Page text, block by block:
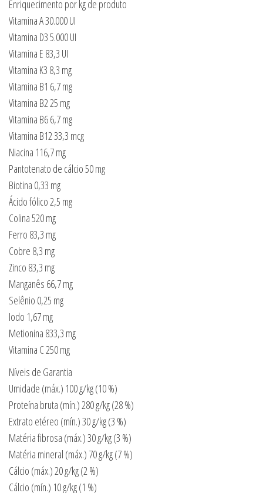
Enriquecimento por kg de produto
Vitamina A 30.000 UI
Vitamina D3 5.000 UI
Vitamina E 83,3 UI
Vitamina K3 8,3 mg
Vitamina B1 6,7 mg
Vitamina B2 25 mg
Vitamina B6 6,7 mg
Vitamina B12 33,3 mcg
Niacina 116,7 mg
Pantotenato de cálcio 50 mg
Biotina 0,33 mg
Ácido fólico 2,5 mg
Colina 520 mg
Ferro 83,3 mg
Cobre 8,3 mg
Zinco 83,3 mg
Manganês 66,7 mg
Selênio 0,25 mg
Iodo 1,67 mg
Metionina 833,3 mg
Vitamina C 250 mg
Níveis de Garantia
Umidade (máx.) 100 g/kg (10 %)
Proteína bruta (mín.) 280 g/kg (28 %)
Extrato etéreo (mín.) 30 g/kg (3 %)
Matéria fibrosa (máx.) 30 g/kg (3 %)
Matéria mineral (máx.) 70 g/kg (7 %)
Cálcio (máx.) 20 g/kg (2 %)
Cálcio (mín.) 10 g/kg (1 %)